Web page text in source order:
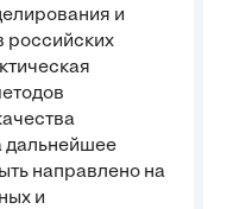
и
российских
дальнейшее
направлено на
и